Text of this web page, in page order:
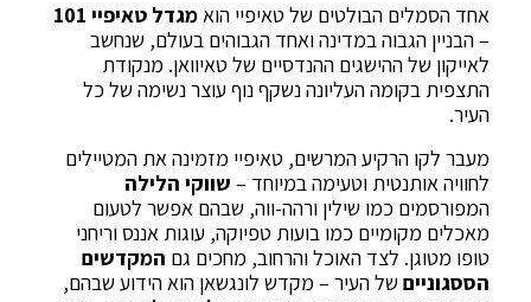
אחד הסמלים הבולטים של טאיפיי הואמגדל טאיפיי 101
– הבניין הגבוה במדינה ואחד הגבוהים בעולם, שנחשב
לאייקון של ההישגים ההנדסיים של טאיוואן. מנקודת
התצפית בקומה העליונה נשקף נוף עוצר נשימה של כל
העיר.
מעבר לקו הרקיע המרשים, טאיפיי מזמינה את המטיילים
לחוויה אותנטית וטעימה במיוחד – שווקי הלילה
המפורסמים כמו שילין ורהה-ווה, שבהם אפשר לטעום
מאכלים מקומיים כמו בועות טפיוקה, עוגות אננס וריחני
טופו מטוגן. לצד האוכל והרחוב, מחכים גם המקדשים
הססגונייםשל העיר – מקדש לונגשאן הוא הידוע שבהם,